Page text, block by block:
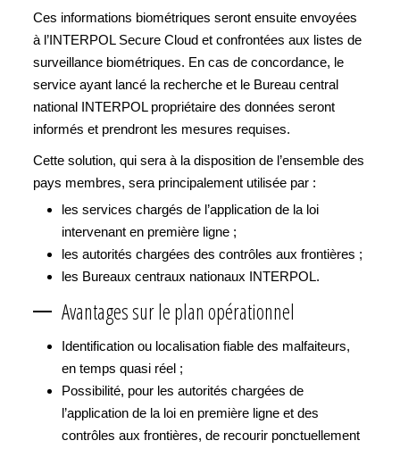
Ces informations biométriques seront ensuite envoyées
à l’INTERPOL Secure Cloud et confrontées aux listes de
surveillance biométriques. En cas de concordance, le
service ayant lancé la recherche et le Bureau central
national INTERPOL propriétaire des données seront
informés et prendront les mesures requises.
Cette solution, qui sera à la disposition de l’ensemble des
pays membres, sera principalement utilisée par :
les services chargés de l’application de la loi
intervenant en première ligne ;
les autorités chargées des contrôles aux frontières ;
les Bureaux centraux nationaux INTERPOL.
Avantages sur le plan opérationnel
Identification ou localisation fiable des malfaiteurs,
en temps quasi réel ;
Possibilité, pour les autorités chargées de
l’application de la loi en première ligne et des
contrôles aux frontières, de recourir ponctuellement